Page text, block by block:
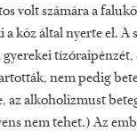
volt számára a
a köz által nyerte el. A
nem pedig
az alkoholizmust
nem tehet.) Az